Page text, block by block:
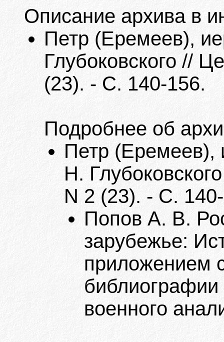
Описание архива в
Петр (Еремеев),
Глубоковского //
(23). - С. 140-156.
Подробнее об
Петр (Еремеев),
Н.
N 2 (23). - С.
Попов А. В.
зарубежье:
приложением
библиографии
военного